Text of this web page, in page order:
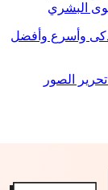
البشري
وأسرع وأفضل
تحرير الصور